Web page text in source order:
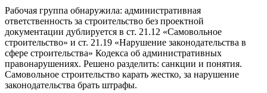
Рабочая группа обнаружила: административная
ответственность за строительство без проектной
документации дублируется в ст. 21.12 «Самовольное
строительство» и ст. 21.19 «Нарушение законодательства в
сфере строительства» Кодекса об административных
правонарушениях. Решено разделить: санкции и понятия.
Самовольное строительство карать жестко, за нарушение
законодательства брать штрафы.